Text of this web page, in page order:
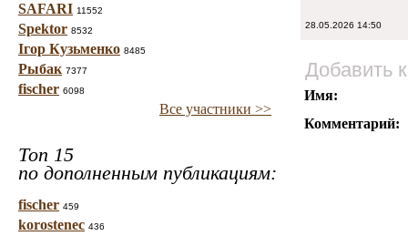
SAFARI 11552
Spektor 8532
Ігор Кузьменко 8485
Рыбак 7377
fischer 6098
Все участники >>
Топ 15
по дополненным публикациям:
fischer 459
korostenec 436
28.05.2026 14:50
Добавить
Имя:
Комментарий: